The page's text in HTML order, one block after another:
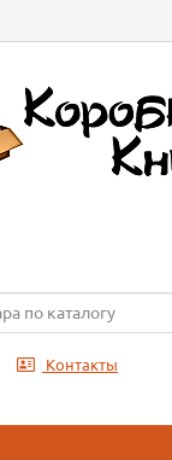
Контакты